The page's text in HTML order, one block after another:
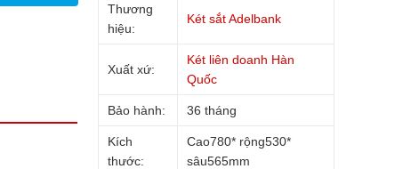
Thương
hiệu:
Két sắt Adelbank
Xuất xứ:
Két liên doanh Hàn
Quốc
Bảo hành: 36 tháng
Kích
thước:
Cao780* rộng530*
sâu565mm